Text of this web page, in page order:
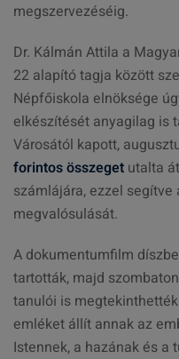
megszervezéséig.
Dr. Kálmán Attila a
22 alapító tagja között
Népfőiskola elnöksége
elkészítését anyagilag is
Városától kapott,
forintos összeget utalta
számlájára, ezzel
megvalósulását.
A dokumentumfilm
tartották, majd
tanulói is
emléket állít annak az
Istennek, a hazának és a